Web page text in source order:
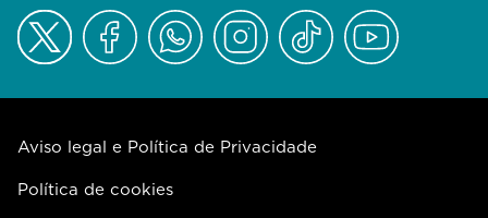
Aviso legal e Política de Privacidade
Política de cookies